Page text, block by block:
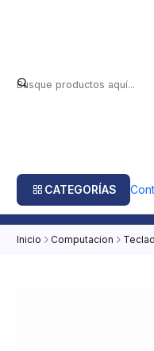
CATEGORÍAS
Inicio Computacion